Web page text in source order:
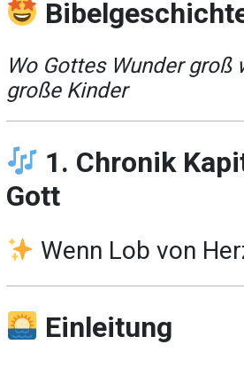
Wo Gottes Wunder
große Kinder
1. Chronik
Gott
Wenn Lob von
Einleitung